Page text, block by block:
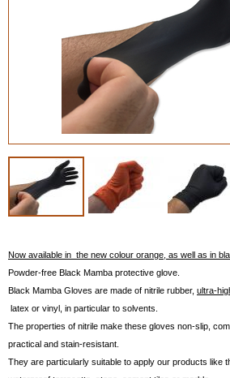
Now available in the new colour orange, as well as in
Powder-free Black Mamba protective glove.
Black Mamba Gloves are made of nitrile rubber, ultra-
latex or vinyl, in particular to solvents.
The properties of nitrile make these gloves non-slip,
practical and stain-resistant.
They are particularly suitable to apply our products like